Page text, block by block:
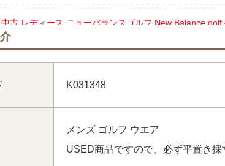
古 レディース ニューバランスゴルフ New Balance golf
ンプル 薄手】
ッドレーベル】 をお買い上げ!!ありがとうございます！
M ネイビー×花柄 ノースリーブ ハーフジップ】
【中古 レディース アールエルエックス ラルフローレン
M ネイビー×花柄 ノースリーブ ハーフジップ】をお買
K031348
メンズ ゴルフ ウエア
USED商品ですので、必ず平置き採